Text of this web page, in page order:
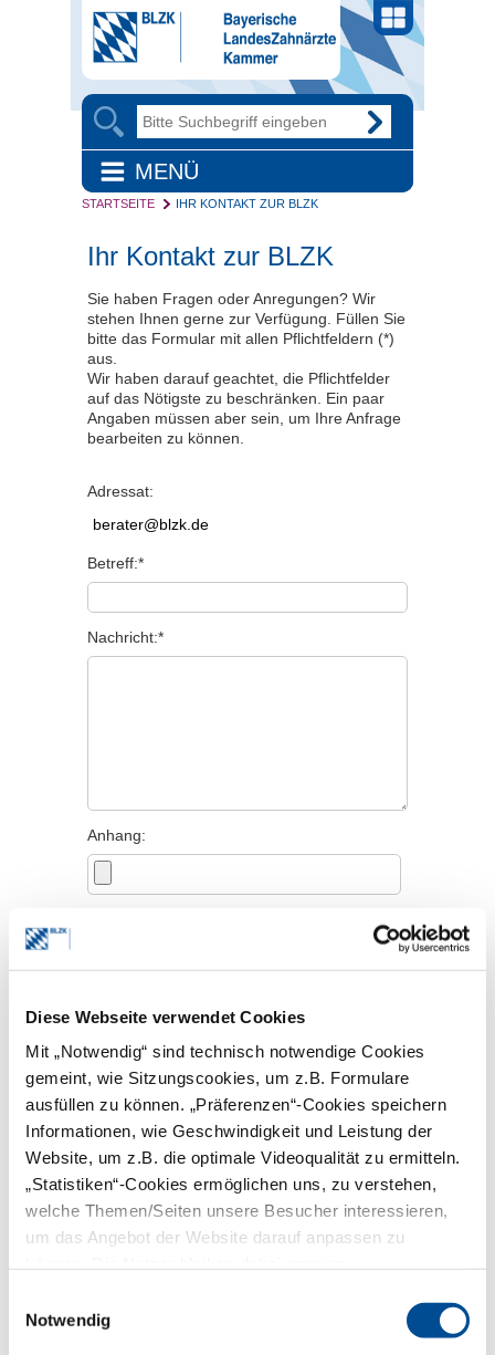
Diese Webseite verwendet Cookies
Mit „Notwendig“ sind technisch notwendige Cookies
gemeint, wie Sitzungscookies, um z.B. Formulare
ausfüllen zu können. „Präferenzen“-Cookies speichern
Informationen, wie Geschwindigkeit und Leistung der
Website, um z.B. die optimale Videoqualität zu ermitteln.
„Statistiken“-Cookies ermöglichen uns, zu verstehen,
welche Themen/Seiten unsere Besucher interessieren,
um das Angebot der Website darauf anpassen zu
Notwendig
MENÜ
STARTSEITE IHR KONTAKT ZUR BLZK
Ihr Kontakt zur BLZK
Sie haben Fragen oder Anregungen? Wir
stehen Ihnen gerne zur Verfügung. Füllen Sie
bitte das Formular mit allen Pflichtfeldern (*)
aus.
Wir haben darauf geachtet, die Pflichtfelder
auf das Nötigste zu beschränken. Ein paar
Angaben müssen aber sein, um Ihre Anfrage
bearbeiten zu können.
Adressat:
Betreff:*
Nachricht:*
Anhang:
Vorname:
Nachname:*
E-Mail:*